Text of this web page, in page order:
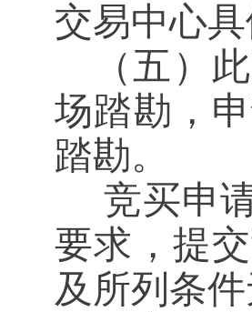
交易中心具
（五）
场踏勘，
踏勘。
竞买申
要求，提
及所列条